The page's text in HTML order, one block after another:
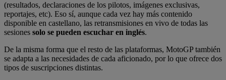
(resultados, declaraciones de los pilotos, imágenes exclusivas,
reportajes, etc). Eso sí, aunque cada vez hay más contenido
disponible en castellano, las retransmisiones en vivo de todas las
sesiones solo se pueden escuchar en inglés.
De la misma forma que el resto de las plataformas, MotoGP también
se adapta a las necesidades de cada aficionado, por lo que ofrece dos
tipos de suscripciones distintas.